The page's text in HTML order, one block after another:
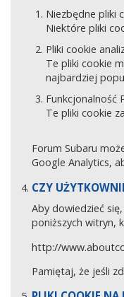
Niezbędne pliki
Niektóre pliki
Pliki cookie
Te pliki cookie
najbardziej
Funkcjonalność
Te pliki cookie
Forum Subaru
Google Analytics,
CZY
Aby dowiedzieć
poniższych witryn,
http://
Pamiętaj, że jeśli